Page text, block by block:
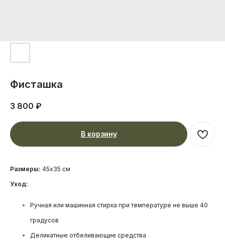
Фисташка
3 800 ₽
В корзину
Размеры: 45x35 см
Уход:
Ручная или машинная стирка при температуре не выше 40
градусов
Деликатные отбеливающие средства